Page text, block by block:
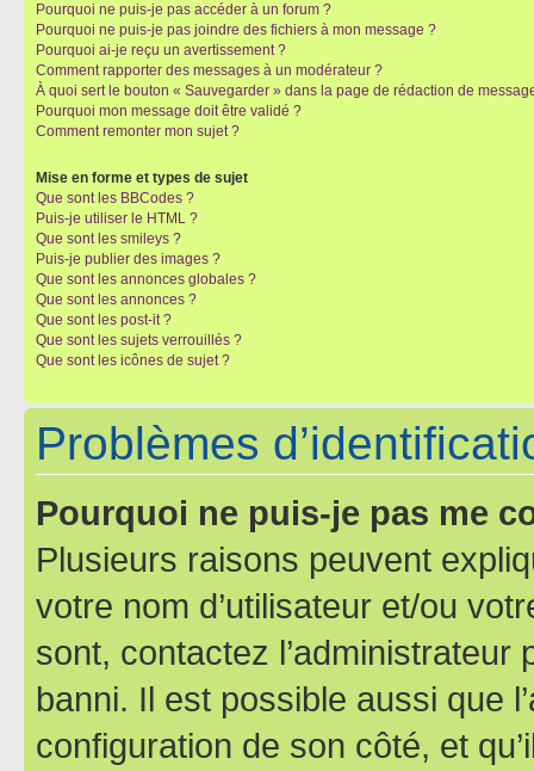
Pourquoi ne puis-je pas accéder à un forum ?
Pourquoi ne puis-je pas joindre des fichiers à mon message ?
Pourquoi ai-je reçu un avertissement ?
Comment rapporter des messages à un modérateur ?
À quoi sert le bouton « Sauvegarder » dans la page de rédaction de
Pourquoi mon message doit être validé ?
Comment remonter mon sujet ?
Mise en forme et types de sujet
Que sont les BBCodes ?
Puis-je utiliser le HTML ?
Que sont les smileys ?
Puis-je publier des images ?
Que sont les annonces globales ?
Que sont les annonces ?
Que sont les post-it ?
Que sont les sujets verrouillés ?
Que sont les icônes de sujet ?
Problèmes
Pourquoi ne puis-je pas me
Plusieurs raisons peuvent
votre nom d’utilisateur et/ou
sont, contactez l’administrateur
banni. Il est possible aussi que
configuration de son côté, et